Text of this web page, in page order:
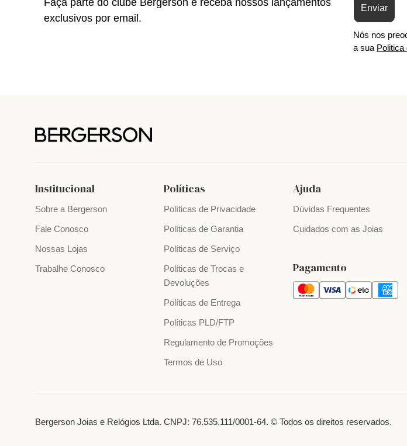
exclusivos por email.
Enviar
Nós nos
a sua Politica
Institucional
Sobre a Bergerson
Fale Conosco
Nossas Lojas
Trabalhe Conosco
Políticas
Políticas de Privacidade
Políticas de Garantia
Políticas de Serviço
Políticas de Trocas e
Devoluções
Políticas de Entrega
Políticas PLD/FTP
Regulamento de Promoções
Termos de Uso
Ajuda
Dúvidas Frequentes
Cuidados com as Joias
Pagamento
Bergerson Joias e Relógios Ltda. CNPJ: 76.535.111/0001-64. © Todos os direitos reservados.